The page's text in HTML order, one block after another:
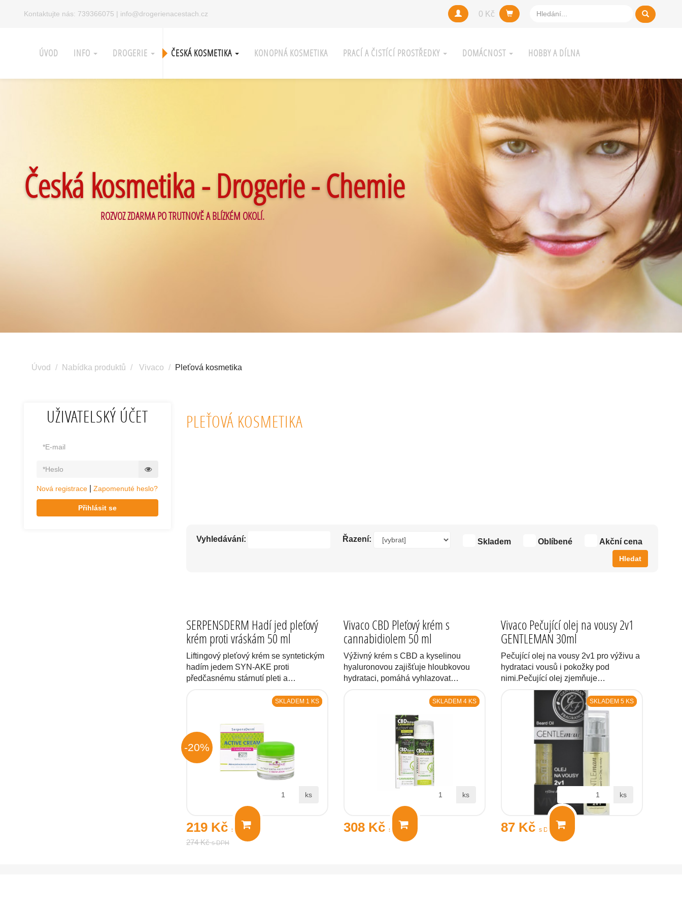
Kontaktujte nás: 739366075 | info@drogerienacestach.cz 0 Kč
ÚVOD INFO DROGERIE ČESKÁ KOSMETIKA KONOPNÁ KOSMETIKA PRACÍ A ČISTÍCÍ PROSTŘEDKY DOMÁCNOST HOBBY A DÍLNA
Česká kosmetika - Drogerie - Chemie
ROZVOZ ZDARMA PO TRUTNOVĚ A BLÍZKÉM OKOLÍ.
Úvod Nabídka produktů Vivaco Pleťová kosmetika
UŽIVATELSKÝ ÚČET
Nová registrace Zapomenuté heslo?
Přihlásit se
PLEŤOVÁ KOSMETIKA
Vyhledávání: Řazení: Skladem Oblíbené Akční cena
Hledat
-20%
SERPENSDERM Hadí jed pleťový
krém proti vráskám 50 ml
Liftingový pleťový krém se syntetickým
hadím jedem SYN-AKE proti
předčasnému stárnutí pleti a…
SKLADEM 1 KS
274 Kčs DPH
219 Kč s DPH
ks
Vivaco CBD Pleťový krém s
cannabidiolem 50 ml
Výživný krém s CBD a kyselinou
hyaluronovou zajišťuje hloubkovou
hydrataci, pomáhá vyhlazovat…
SKLADEM 4 KS
308 Kč s DPH
ks
Vivaco Pečující olej na vousy 2v1
GENTLEMAN 30ml
Pečující olej na vousy 2v1 pro výživu a
hydrataci vousů i pokožky pod
nimi.Pečující olej zjemňuje…
SKLADEM 5 KS
87 Kč s DPH
ks